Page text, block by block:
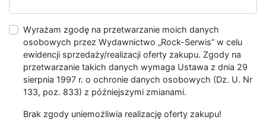
Wyrażam zgodę na przetwarzanie moich danych
osobowych przez Wydawnictwo „Rock-Serwis” w celu
ewidencji sprzedaży/realizacji oferty zakupu. Zgody na
przetwarzanie takich danych wymaga Ustawa z dnia 29
sierpnia 1997 r. o ochronie danych osobowych (Dz. U. Nr
133, poz. 833) z późniejszymi zmianami.
Brak zgody uniemożliwia realizację oferty zakupu!